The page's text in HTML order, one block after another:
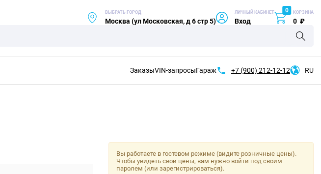
ВЫБРАТЬ ГОРОД
Москва (ул Московская, д 6 стр 5)
ЛИЧНЫЙ КАБИНЕТ
Вход
0 КОРЗИНА
0 ₽
ЗаказыVIN-запросыГараж +7 (900) 212-12-12 RU
Вы работаете в гостевом режиме (видите розничные цены).
Чтобы увидеть свои цены, вам нужно войти под своим
паролем (или зарегистрироваться).